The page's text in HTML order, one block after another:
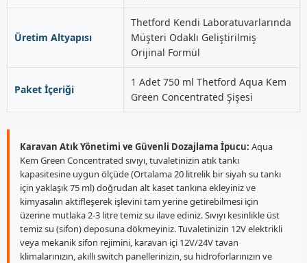
Üretim Altyapısı
Thetford Kendi Laboratuvarlarında
Müşteri Odaklı Geliştirilmiş
Orijinal Formül
Paket İçeriği
1 Adet 750 ml Thetford Aqua Kem
Green Concentrated Şişesi
Karavan Atık Yönetimi ve Güvenli Dozajlama İpucu: Aqua
Kem Green Concentrated sıvıyı, tuvaletinizin atık tankı
kapasitesine uygun ölçüde (Ortalama 20 litrelik bir siyah su tankı
için yaklaşık 75 ml) doğrudan alt kaset tankına ekleyiniz ve
kimyasalın aktifleşerek işlevini tam yerine getirebilmesi için
üzerine mutlaka 2-3 litre temiz su ilave ediniz. Sıvıyı kesinlikle üst
temiz su (sifon) deposuna dökmeyiniz. Tuvaletinizin 12V elektrikli
veya mekanik sifon rejimini, karavan içi 12V/24V tavan
klimalarınızın, akıllı switch panellerinizin, su hidroforlarınızın ve